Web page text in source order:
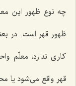
چه نوع ظهور این
ظهور قهر است. در
کاری ندارد، معلّم
قهر واقع می‌شود یا